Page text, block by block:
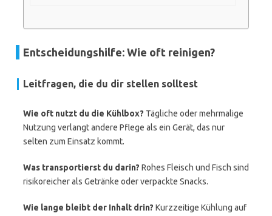
Entscheidungshilfe: Wie oft reinigen?
Leitfragen, die du dir stellen solltest
Wie oft nutzt du die Kühlbox? Tägliche oder mehrmalige
Nutzung verlangt andere Pflege als ein Gerät, das nur
selten zum Einsatz kommt.
Was transportierst du darin? Rohes Fleisch und Fisch sind
risikoreicher als Getränke oder verpackte Snacks.
Wie lange bleibt der Inhalt drin? Kurzzeitige Kühlung auf